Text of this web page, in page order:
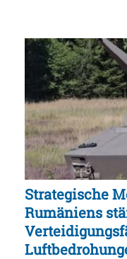
Strategische
Rumäniens